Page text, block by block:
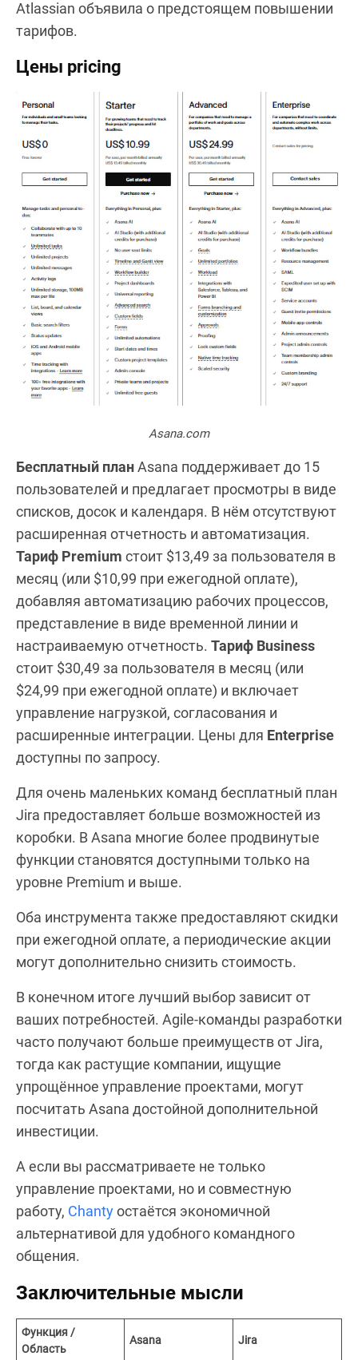
Atlassian объявила о предстоящем повышении
тарифов.
Цены pricing
Asana.com
Бесплатный планAsana поддерживает до 15
пользователей и предлагает просмотры в виде
списков, досок и календаря. В нём отсутствуют
расширенная отчетность и автоматизация.
Тариф Premium стоит $13,49 за пользователя в
месяц (или $10,99 при ежегодной оплате),
добавляя автоматизацию рабочих процессов,
представление в виде временной линии и
настраиваемую отчетность. Тариф Business
стоит $30,49 за пользователя в месяц (или
$24,99 при ежегодной оплате) и включает
управление нагрузкой, согласования и
расширенные интеграции. Цены для Enterprise
доступны по запросу.
Для очень маленьких команд бесплатный план
Jira предоставляет больше возможностей из
коробки. В Asana многие более продвинутые
функции становятся доступными только на
уровне Premium и выше.
Оба инструмента также предоставляют скидки
при ежегодной оплате, а периодические акции
могут дополнительно снизить стоимость.
В конечном итоге лучший выбор зависит от
ваших потребностей. Agile-команды разработки
часто получают больше преимуществ от Jira,
тогда как растущие компании, ищущие
упрощённое управление проектами, могут
посчитать Asana достойной дополнительной
инвестиции.
А если вы рассматриваете не только
управление проектами, но и совместную
работу, Chantyостаётся экономичной
альтернативой для удобного командного
общения.
Заключительные мысли
Функция /
Область
Asana Jira